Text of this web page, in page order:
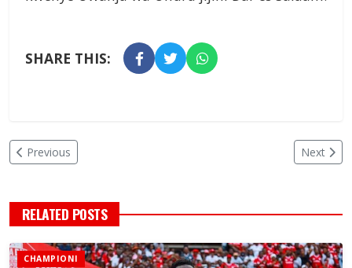
SHARE THIS:
Previous Next
RELATED POSTS
CHAMPIONI